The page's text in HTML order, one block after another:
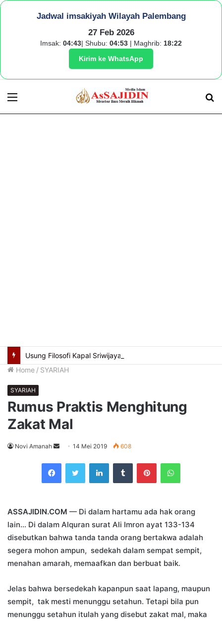
Jadwal imsakiyah Wilayah Palembang
27 Feb 2026
Imsak: 04:43| Shubu: 04:53 | Maghrib: 18:22
Kirim ke WhatsApp
Menu
Home / SYARIAH
SYARIAH
Rumus Praktis Menghitung
Zakat Mal
Novi Amanah
Send
email
14 Mei 2019 608
FacebookTwitterLinkedInTumblrPinterestWhatsApp
ASSAJIDIN.COM — Di dalam hartamu ada hak orang
lain… Di dalam Alquran surat Ali Imron ayat 133-134
disebutkan bahwa tanda tanda orang bertakwa adalah
segera mohon ampun, sedekah dalam sempat sempit,
menahan amarah, memaafkan dan berbuat baik.
Jelas bahwa bersedekah kapanpun saat lapang, maupun
sempit, tak mesti menunggu setahun. Tetapi bila pun
menunggu setahun itulah yang disebut zakat mal, maka